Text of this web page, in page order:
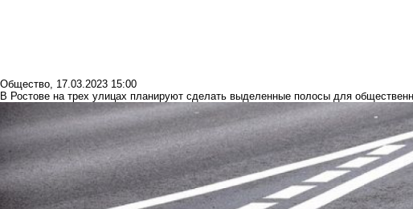
Общество, 17.03.2023 15:00
В Ростове на трех улицах планируют сделать выделенные полосы для